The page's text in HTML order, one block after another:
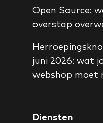
Open Source:
overstap
juni 2026: wat
webshop moet
Diensten